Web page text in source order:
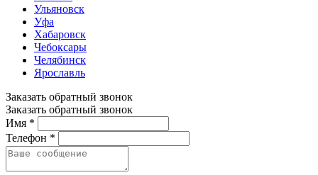
Ульяновск
Уфа
Хабаровск
Чебоксары
Челябинск
Ярославль
Заказать обратный звонок
Заказать обратный звонок
Имя *
Телефон *